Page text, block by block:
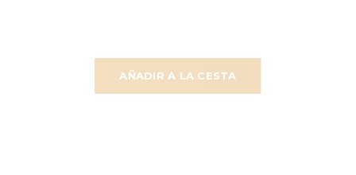
AÑADIR A LA CESTA